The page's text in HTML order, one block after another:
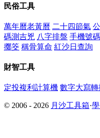
民俗工具
萬年曆老黃曆 二十四節氣
碼測吉兇 八字排盤 手機號
擲筊 稱骨算命 紅沙日查詢
財智工具
定投複利計算機 數字大寫轉
© 2006 - 2026 月沙工具箱·